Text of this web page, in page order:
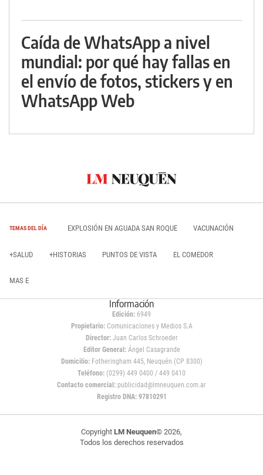
Caída de WhatsApp a nivel
mundial: por qué hay fallas en
el envío de fotos, stickers y en
WhatsApp Web
TEMAS DEL DÍA EXPLOSIÓN EN AGUADA SAN ROQUE VACUNACIÓN
+SALUD +HISTORIAS PUNTOS DE VISTA EL COMEDOR
MAS E
Información
Edición: 6949
Propietario:Comunicaciones y Medios S.A
Director: Juan Carlos Schroeder
Editor General:Ángel Casagrande
Domicilio:Fotheringham 445, Neuquén (CP 8300)
Teléfono: (0299) 449 0400 / 449 0410
Contacto comercial: publicidad@lmneuquen.com.ar
Registro DNA: 97810291
Copyright LM Neuquen© 2026,
Todos los derechos reservados